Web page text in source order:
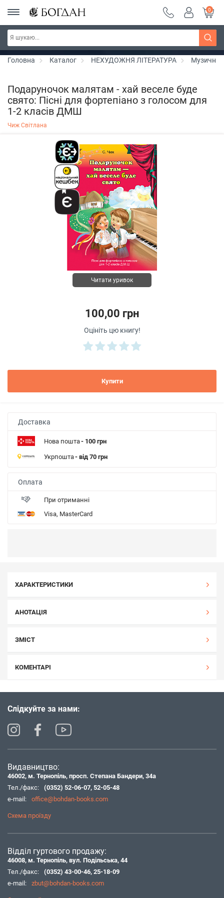
РОЗПРОДАЖ ~ 150 грн ~ 200 грн ~ 250 грн ~
300 грн ~ РОЗПРОДАЖ
Дізнатись більше
0
Головна Каталог НЕХУДОЖНЯ ЛІТЕРАТУРА Музичні
Подаруночок малятам - хай веселе буде
свято: Пісні для фортепіано з голосом для
1-2 класів ДМШ
Чиж Світлана
Читати уривок
100,00 грн
Оцініть цю книгу!
Купити
Доставка
Нова пошта- 100 грн
Укрпошта- від 70 грн
Оплата
При отриманні
Visa, MasterCard
ХАРАКТЕРИСТИКИ
АНОТАЦІЯ
ЗМІСТ
КОМЕНТАРІ
Слідкуйте за нами:
Видавництво:
46002, м. Тернопіль, просп. Степана Бандери, 34а
Тел./факс:
(0352) 52-06-07, 52-05-48
e-mail:
office@bohdan-books.com
Схема проїзду
Відділ гуртового продажу:
46008, м. Тернопіль, вул. Подільська, 44
Тел./факс:
(0352) 43-00-46, 25-18-09
e-mail:
zbut@bohdan-books.com